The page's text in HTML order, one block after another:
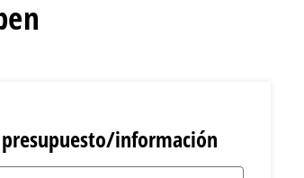
información